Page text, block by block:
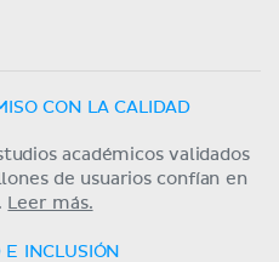
CON LA CALIDAD
académicos validados
de usuarios confían en
Leer más.
E INCLUSIÓN